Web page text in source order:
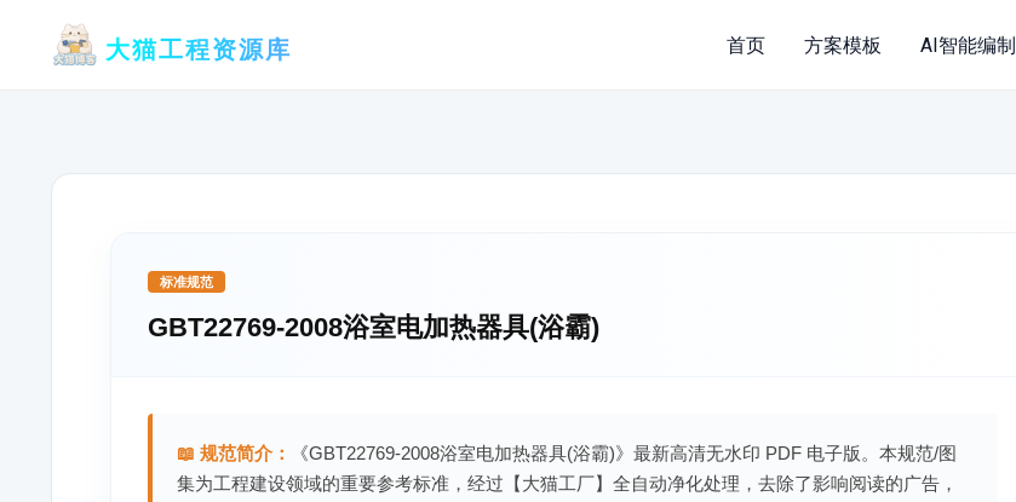
大猫工程资源库 首页 方案模板 AI智能编制
标准规范
GBT22769-2008浴室电加热器具(浴霸)
📖 规范简介：
《GBT22769-2008浴室电加热器具(浴霸)》最新高清无水印 PDF 电子版。本规范/图
集为工程建设领域的重要参考标准，经过【大猫工厂】全自动净化处理，去除了影响阅读的广告，